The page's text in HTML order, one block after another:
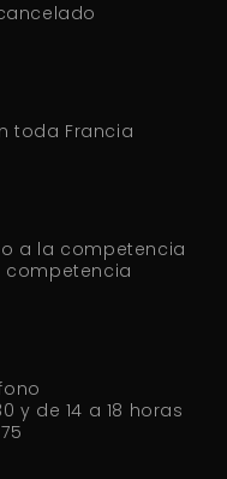
toda Francia
a la competencia
competencia
y de 14 a 18 horas